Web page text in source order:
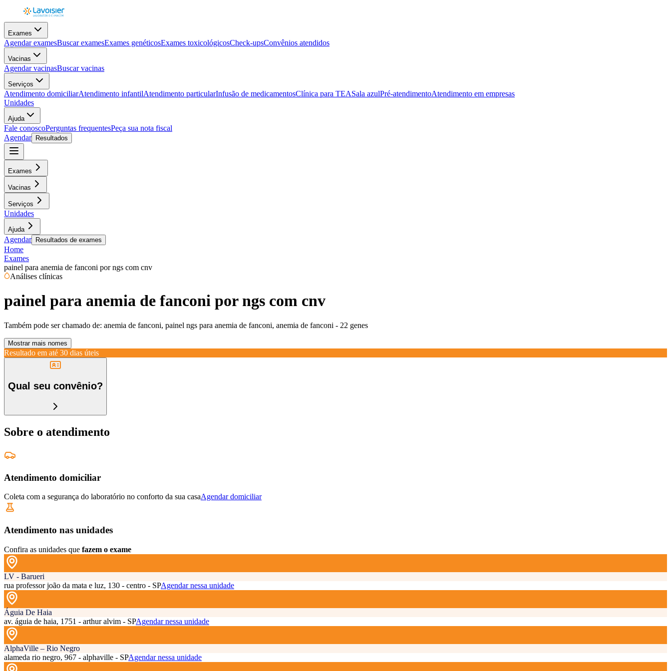
Exames
Agendar examesBuscar examesExames genéticosExames toxicológicosCheck-upsConvênios atendidos
Vacinas
Agendar vacinasBuscar vacinas
Serviços
Atendimento domiciliarAtendimento infantilAtendimento particularInfusão de medicamentosClínica para TEASala azulPré-atendimentoAtendimento em empresas
Unidades
Ajuda
Fale conoscoPerguntas frequentesPeça sua nota fiscal
Agendar
Resultados
Exames
Vacinas
Serviços
Unidades
Ajuda
Agendar Resultados de exames
Home
Exames
painel para anemia de fanconi por ngs com cnv
Análises clínicas
painel para anemia de fanconi por ngs com cnv
Também pode ser chamado de: anemia de fanconi, painel ngs para anemia de fanconi, anemia de fanconi - 22 genes
Mostrar mais nomes
Resultado em até 30 dias úteis
Qual seu convênio?
Sobre o atendimento
Atendimento domiciliar
Coleta com a segurança do laboratório no conforto da sua casaAgendar domiciliar
Atendimento nas unidades
Confira as unidades que fazem o exame
LV - Barueri
rua professor joão da mata e luz, 130 - centro - SPAgendar nessa unidade
Águia De Haia
av. águia de haia, 1751 - arthur alvim - SPAgendar nessa unidade
AlphaVille – Rio Negro
alameda rio negro, 967 - alphaville - SPAgendar nessa unidade